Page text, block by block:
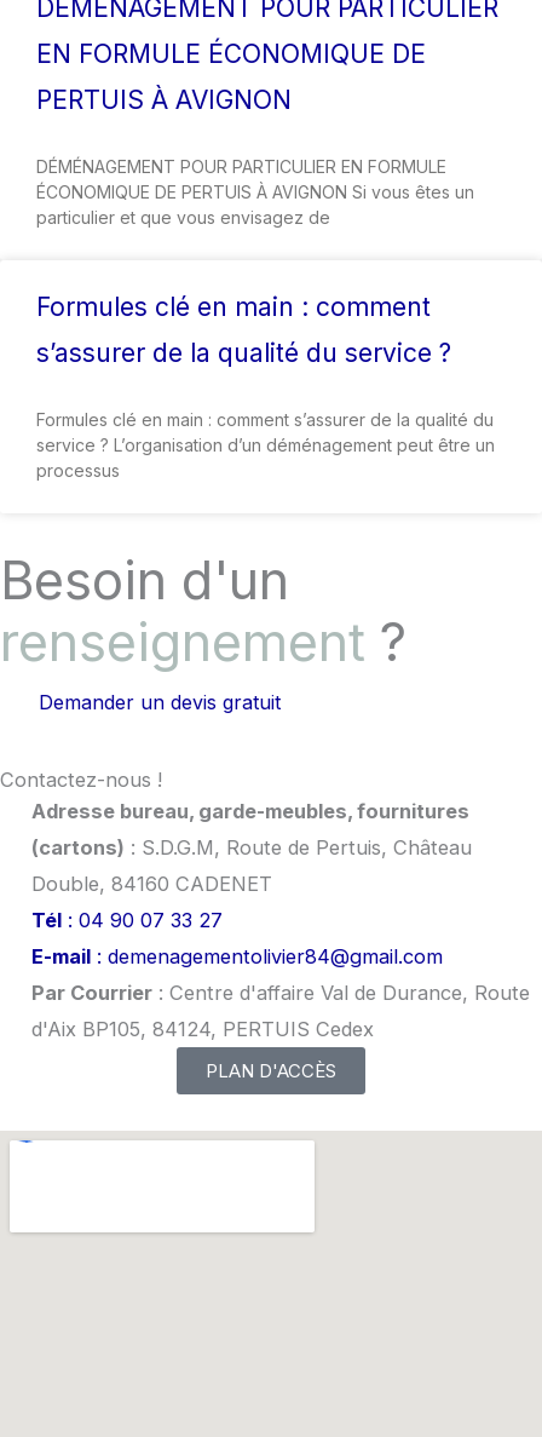
DÉMÉNAGEMENT POUR PARTICULIER
EN FORMULE ÉCONOMIQUE DE
PERTUIS À AVIGNON
DÉMÉNAGEMENT POUR PARTICULIER EN FORMULE
ÉCONOMIQUE DE PERTUIS À AVIGNON Si vous êtes un
particulier et que vous envisagez de
Formules clé en main : comment
s’assurer de la qualité du service ?
Formules clé en main : comment s’assurer de la qualité du
service ? L’organisation d’un déménagement peut être un
processus
Besoin d'un
renseignement ?
Demander un devis gratuit
Contactez-nous !
Adresse bureau, garde-meubles, fournitures
(cartons) : S.D.G.M, Route de Pertuis, Château
Double, 84160 CADENET
Tél: 04 90 07 33 27
E-mail: demenagementolivier84@gmail.com
Par Courrier: Centre d'affaire Val de Durance, Route
d'Aix BP105, 84124, PERTUIS Cedex
PLAN D'ACCÈS